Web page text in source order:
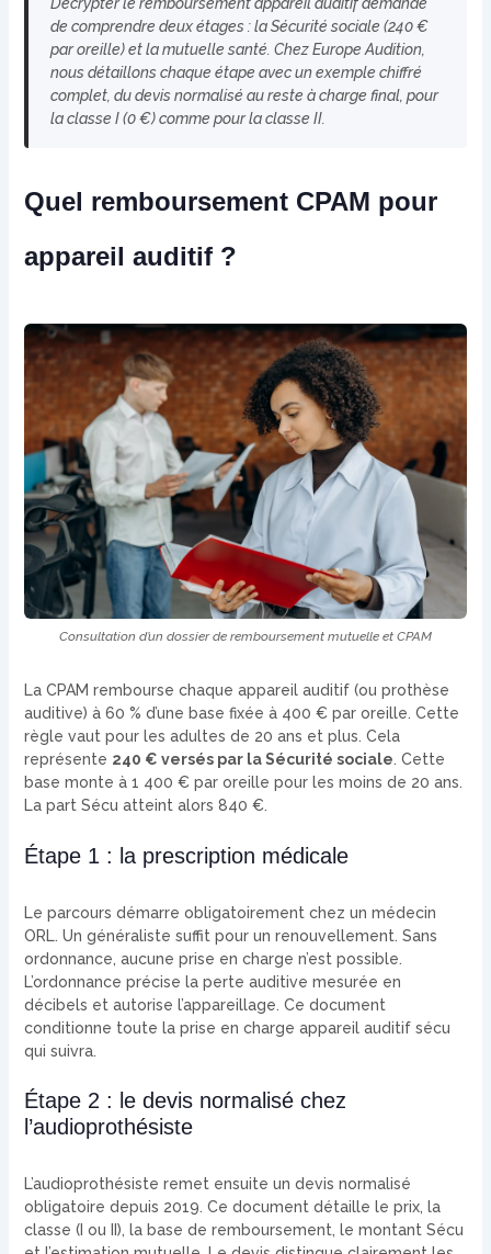
de comprendre deux étages : la Sécurité sociale (240 €
par oreille) et la mutuelle santé. Chez Europe Audition,
nous détaillons chaque étape avec un exemple chiffré
complet, du devis normalisé au reste à charge final, pour
la classe I (0 €) comme pour la classe II.
Quel remboursement CPAM pour
appareil auditif ?
Consultation d’un dossier de remboursement mutuelle et CPAM
La CPAM rembourse chaque appareil auditif (ou prothèse
auditive) à 60 % d’une base fixée à 400 € par oreille. Cette
règle vaut pour les adultes de 20 ans et plus. Cela
représente 240 € versés par la Sécurité sociale. Cette
base monte à 1 400 € par oreille pour les moins de 20 ans.
La part Sécu atteint alors 840 €.
Étape 1 : la prescription médicale
Le parcours démarre obligatoirement chez un médecin
ORL. Un généraliste suffit pour un renouvellement. Sans
ordonnance, aucune prise en charge n’est possible.
L’ordonnance précise la perte auditive mesurée en
décibels et autorise l’appareillage. Ce document
conditionne toute la prise en charge appareil auditif sécu
qui suivra.
Étape 2 : le devis normalisé chez
l’audioprothésiste
L’audioprothésiste remet ensuite un devis normalisé
obligatoire depuis 2019. Ce document détaille le prix, la
classe (I ou II), la base de remboursement, le montant Sécu